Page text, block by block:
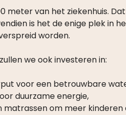
meter van het ziekenhuis.
is het de enige plek
worden.
we ook investeren in:
voor een betrouwbare
duurzame energie,
matrassen om meer kinderen